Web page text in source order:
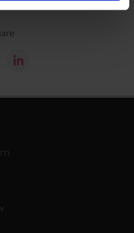
di analisi dei dati web,
fornito loro o che hanno